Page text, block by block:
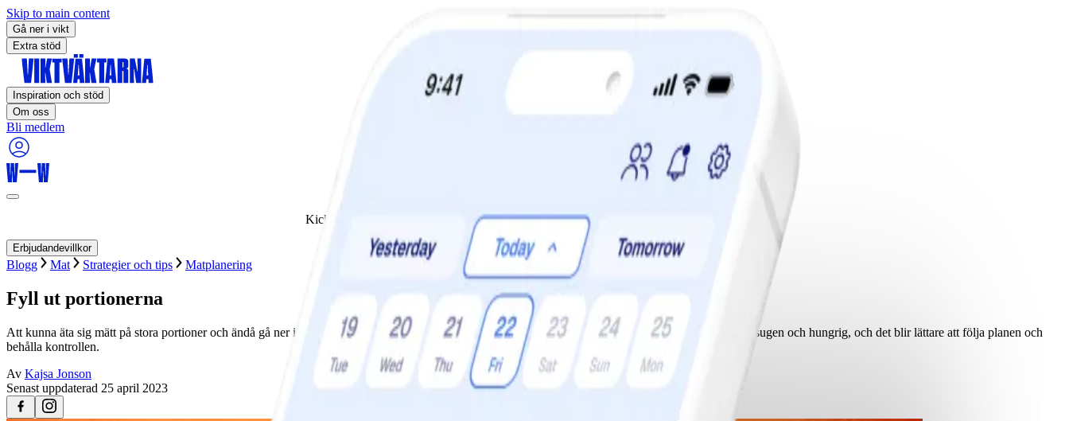
Skip to main content
Gå ner i vikt
Extra stöd
Inspiration och stöd
Om oss
Bli medlem
Kickstarta din viktminskningsresa nu! Spara 50% när du tecknar 12 månaders medlemskap.
Erbjudandevillkor
Blogg Mat Strategier och tips Matplanering
Fyll ut portionerna
Att kunna äta sig mätt på stora portioner och ändå gå ner i vikt – det låter som en dröm, men om du gör smarta val är det fullt möjligt. Du slipper vara sugen och hungrig, och det blir lättare att följa planen och
behålla kontrollen.
Av Kajsa Jonson
Senast uppdaterad 25 april 2023